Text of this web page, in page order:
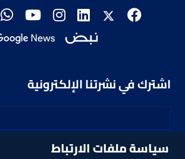
اشترك في نشرتنا الإلكترونية
اشترك
سياسة ملفات الارتباط